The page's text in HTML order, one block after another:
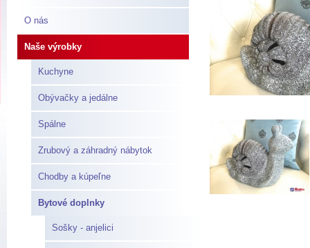
O nás
Naše výrobky
Kuchyne
Obývačky a jedálne
Spálne
Zrubový a záhradný nábytok
Chodby a kúpeľne
Bytové doplnky
Sošky - anjelici